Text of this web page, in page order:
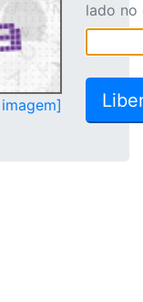
lado no